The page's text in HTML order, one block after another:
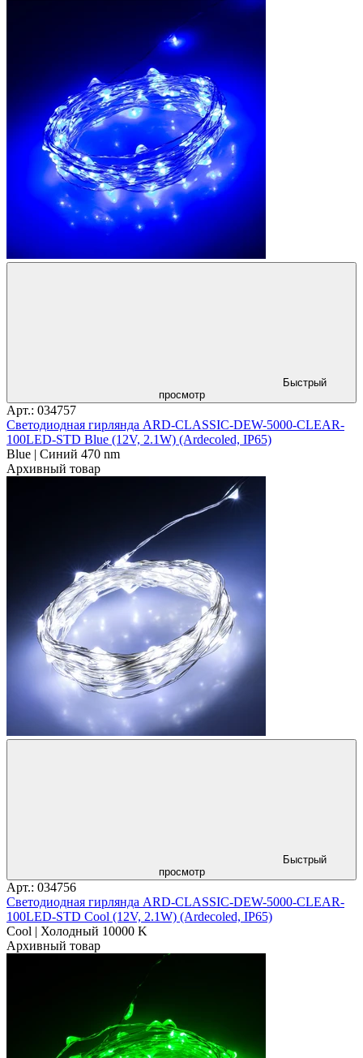
Быстрый
просмотр
Арт.: 034757
Светодиодная гирлянда ARD-CLASSIC-DEW-5000-CLEAR-
100LED-STD Blue (12V, 2.1W) (Ardecoled, IP65)
Blue | Синий 470 nm
Архивный товар
Быстрый
просмотр
Арт.: 034756
Светодиодная гирлянда ARD-CLASSIC-DEW-5000-CLEAR-
100LED-STD Cool (12V, 2.1W) (Ardecoled, IP65)
Cool | Холодный 10000 K
Архивный товар